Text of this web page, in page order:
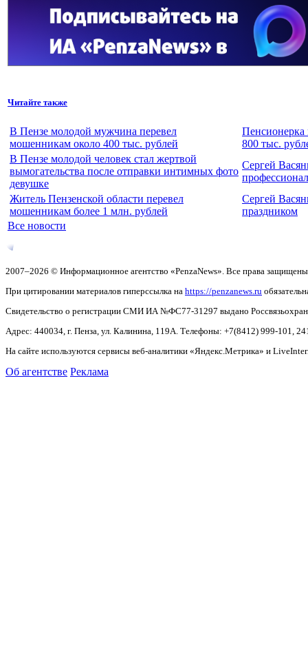
Читайте также
В Пензе молодой мужчина перевел
мошенникам около 400 тыс. рублей
Пенсионерка
800 тыс.
В Пензе молодой человек стал жертвой
вымогательства после отправки интимных фото
девушке
Сергей
Житель Пензенской области перевел
мошенникам более 1 млн. рублей
Сергей
праздником
Все новости
2007–2026 © Информационное агентство «PenzaNews». Все права
При цитировании материалов гиперссылка на https://penzanews.ru
Свидетельство о регистрации СМИ ИА №ФС77-31297 выдано
Адрес: 440034, г. Пенза, ул. Калинина, 119А. Телефоны: +7(8412) 999-101,
На сайте используются сервисы веб-аналитики «Яндекс.Метрика» и
Об агентстве Реклама